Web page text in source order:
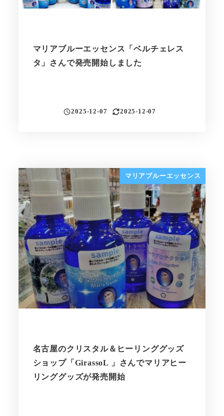
マリアブルーエッセンス「ベルチェレス
タ」さんで発売開始しました
投稿日
2025-12-07
更新日
2025-12-07
マリアブルーエッセンス
名古屋のクリスタル＆ヒーリンググッズ
ショップ「GirassoL 」さんでマリアヒー
リンググッズが発売開始